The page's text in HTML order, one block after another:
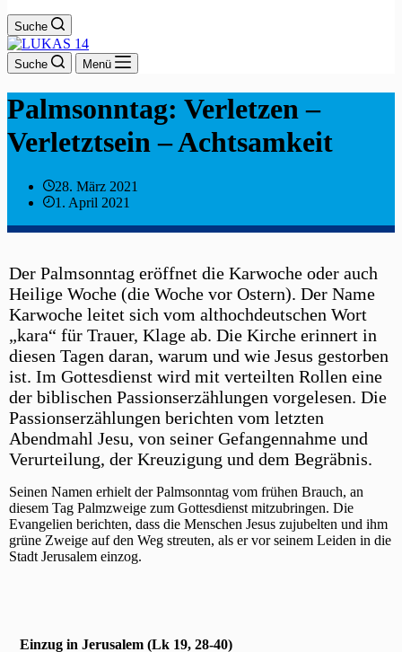
Suche
Suche Menü
Palmsonntag: Verletzen –
Verletztsein – Achtsamkeit
28. März 2021
1. April 2021
Der Palmsonntag eröffnet die Karwoche oder auch
Heilige Woche (die Woche vor Ostern). Der Name
Karwoche leitet sich vom althochdeutschen Wort
„kara“ für Trauer, Klage ab. Die Kirche erinnert in
diesen Tagen daran, warum und wie Jesus gestorben
ist. Im Gottesdienst wird mit verteilten Rollen eine
der biblischen Passionserzählungen vorgelesen. Die
Passionserzählungen berichten vom letzten
Abendmahl Jesu, von seiner Gefangennahme und
Verurteilung, der Kreuzigung und dem Begräbnis.
Seinen Namen erhielt der Palmsonntag vom frühen Brauch, an
diesem Tag Palmzweige zum Gottesdienst mitzubringen. Die
Evangelien berichten, dass die Menschen Jesus zujubelten und ihm
grüne Zweige auf den Weg streuten, als er vor seinem Leiden in die
Stadt Jerusalem einzog.
Einzug in Jerusalem (Lk 19, 28-40)